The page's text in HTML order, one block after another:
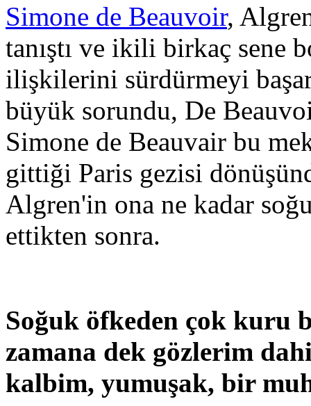
Simone de Beauvoir,
tanıştı ve ikili birkaç sene
ilişkilerini sürdürmeyi
büyük sorundu, De
Simone de Beauvair bu
gittiği Paris gezisi
Algren'in ona ne kadar
ettikten sonra.
Soğuk öfkeden çok kuru
zamana dek gözlerim
kalbim, yumuşak, bir